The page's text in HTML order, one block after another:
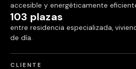
accesible y energéticamente
103 plazas
entre residencia especializada,
de día.
CLIENTE